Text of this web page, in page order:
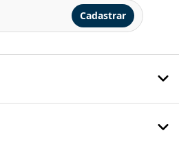
Cadastrar